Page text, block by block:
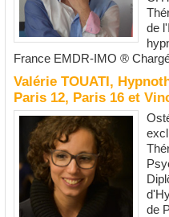
de
France EMDR-IMO ®
Valérie TOUATI,
Paris 12, Paris 16 et
de